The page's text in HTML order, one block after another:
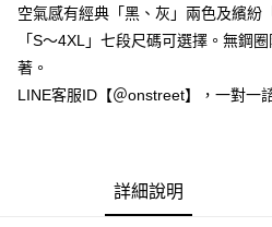
【「AFTEE先享後付」結帳流程】
１．於結帳方式選擇「AFTEE先享後付」
結帳頁面，進行簡訊認證並確認金額後，
３．收到繳費通知簡訊後14天內，點擊此
後付繳納相關費用。
※ 交易是否成功請以「AFTEE先享後付
是否繳費成功／繳費後需取消欲退款等相
每筆NT$80，滿NT$1,500(含以上)免
付款後全家取貨
每筆NT$80，滿NT$1,500(含以上)免
付款後7-11取貨
空氣感有經典「黑、灰」兩色及繽紛
「S～4XL」七段尺碼可選擇。無鋼
著。
LINE客服ID【＠onstreet】，一對一
詳細說明